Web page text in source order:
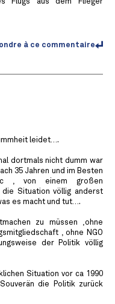
à ce commentaire
leidet….
dortmals nicht dumm war
35 Jahren und im Besten
, von einem großen
Situation völlig anderst
es macht und tut….
zu müssen ,ohne
, ohne NGO
der Politik völlig
Situation vor ca 1990
die Politik zurück